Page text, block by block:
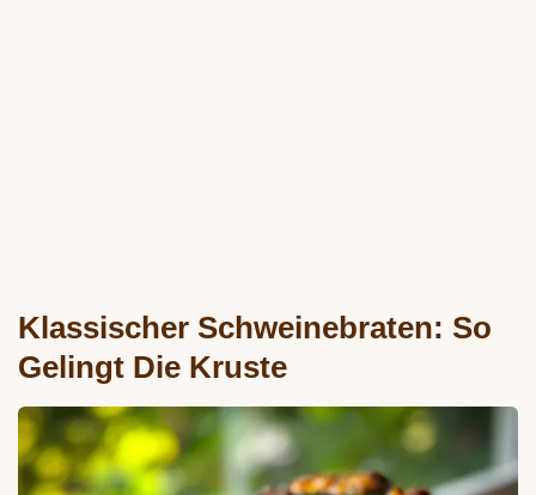
Klassischer Schweinebraten: So
Gelingt Die Kruste